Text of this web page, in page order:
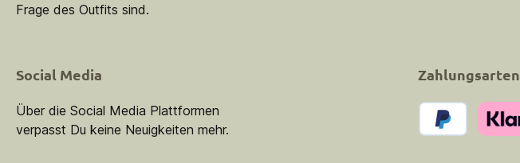
Frage des Outfits sind.
Social Media
Über die Social Media Plattformen
verpasst Du keine Neuigkeiten mehr.
Zahlungsarten